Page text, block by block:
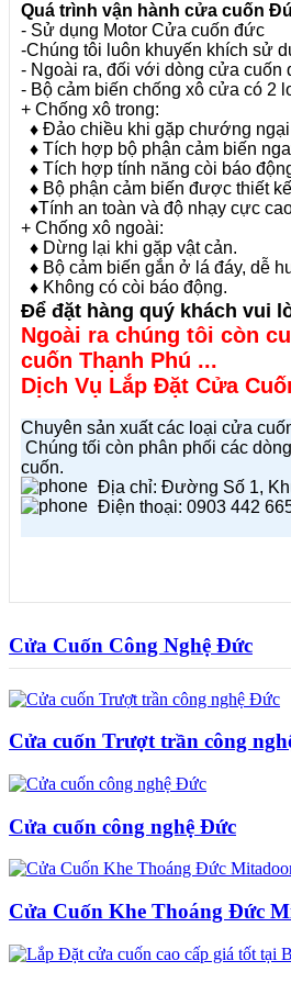
Quá trình vận hành cửa cuốn
- Sử dụng Motor Cửa cuốn đức
-Chúng tôi luôn khuyến khích sử
- Ngoài ra, đối với dòng cửa cuốn
- Bộ cảm biến chống xô cửa có 2
+ Chống xô trong:
♦ Đảo chiều khi gặp chướng
♦ Tích hợp bộ phận cảm biến
♦ Tích hợp tính năng còi báo
♦ Bộ phận cảm biến được thiết
♦Tính an toàn và độ nhạy cực
+ Chống xô ngoài:
♦ Dừng lại khi gặp vật cản.
♦ Bộ cảm biến gắn ở lá đáy, dễ
♦ Không có còi báo động.
Để đặt hàng quý khách vui
Ngoài ra chúng tôi còn
cuốn Thạnh Phú ...
Dịch Vụ Lắp Đặt Cửa
Chuyên sản xuất các loại cửa
Chúng tối còn phân phối các
cuốn.
Địa chỉ: Đường Số 1,
Điện thoại: 0903 442
Cửa Cuốn Công Nghệ Đức
Cửa cuốn Trượt trần công
Cửa cuốn công nghệ Đức
Cửa Cuốn Khe Thoáng Đức